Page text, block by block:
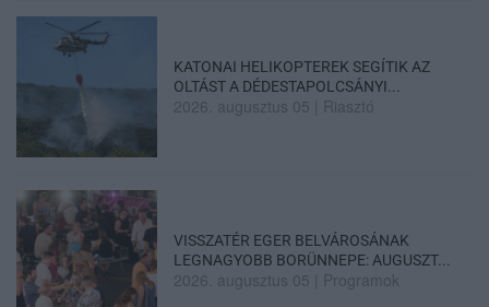
KATONAI HELIKOPTEREK SEGÍTIK AZ
OLTÁST A DÉDESTAPOLCSÁNYI...
2026. augusztus 05 Riasztó
VISSZATÉR EGER BELVÁROSÁNAK
LEGNAGYOBB BORÜNNEPE: AUGUSZT...
2026. augusztus 05 Programok